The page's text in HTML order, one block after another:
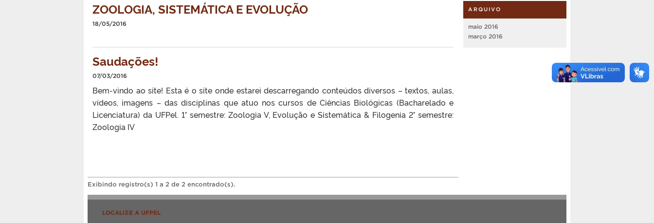
ZOOLOGIA, SISTEMÁTICA E EVOLUÇÃO
18/05/2016
Saudações!
07/03/2016
Bem-vindo ao site! Esta é o site onde estarei descarregando conteúdos diversos – textos, aulas,
vídeos, imagens – das disciplinas que atuo nos cursos de Ciências Biológicas (Bacharelado e
Licenciatura) da UFPel. 1° semestre: Zoologia V, Evolução e Sistemática & Filogenia 2° semestre:
Zoologia IV
Exibindo registro(s) 1 a 2 de 2 encontrado(s).
ARQUIVO
maio 2016
março 2016
LOCALIZE A UFPEL